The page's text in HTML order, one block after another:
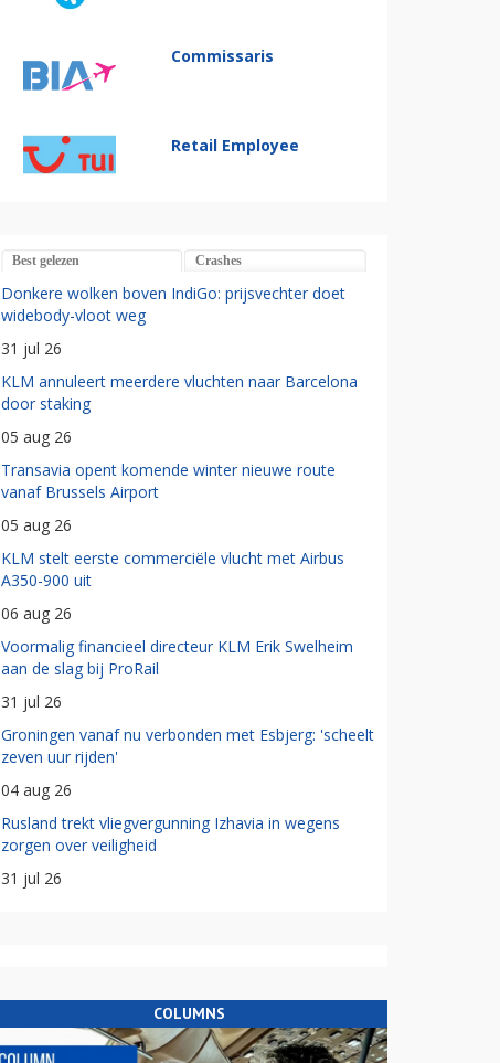
Commissaris
Retail Employee
Best gelezen Crashes
Donkere wolken boven IndiGo: prijsvechter doet
widebody-vloot weg
31 jul 26
KLM annuleert meerdere vluchten naar Barcelona
door staking
05 aug 26
Transavia opent komende winter nieuwe route
vanaf Brussels Airport
05 aug 26
KLM stelt eerste commerciële vlucht met Airbus
A350-900 uit
06 aug 26
Voormalig financieel directeur KLM Erik Swelheim
aan de slag bij ProRail
31 jul 26
Groningen vanaf nu verbonden met Esbjerg: 'scheelt
zeven uur rijden'
04 aug 26
Rusland trekt vliegvergunning Izhavia in wegens
zorgen over veiligheid
31 jul 26
COLUMNS